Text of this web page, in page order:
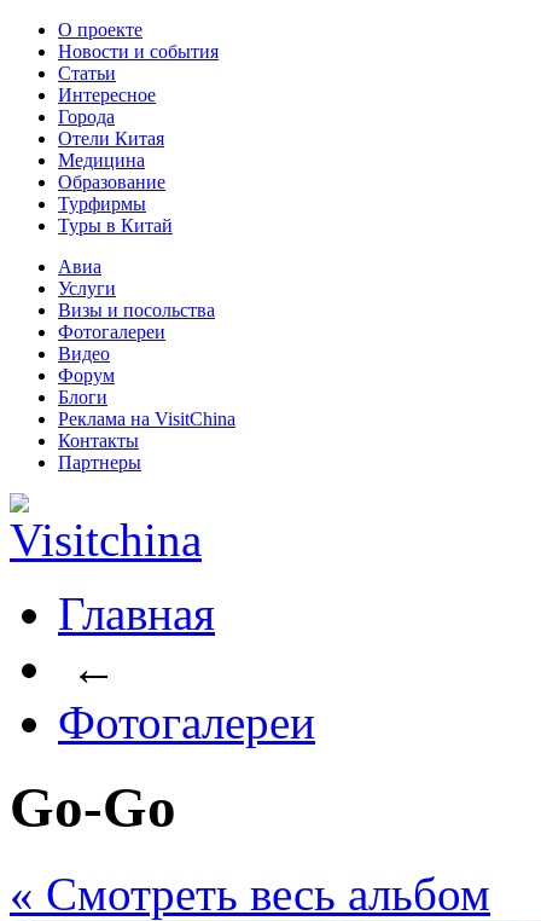
О проекте
Новости и события
Статьи
Интересное
Города
Отели Китая
Медицина
Образование
Турфирмы
Туры в Китай
Авиа
Услуги
Визы и посольства
Фотогалереи
Видео
Форум
Блоги
Реклама на VisitChina
Контакты
Партнеры
Главная
←
Фотогалереи
Go-Go
« Cмотреть весь альбом